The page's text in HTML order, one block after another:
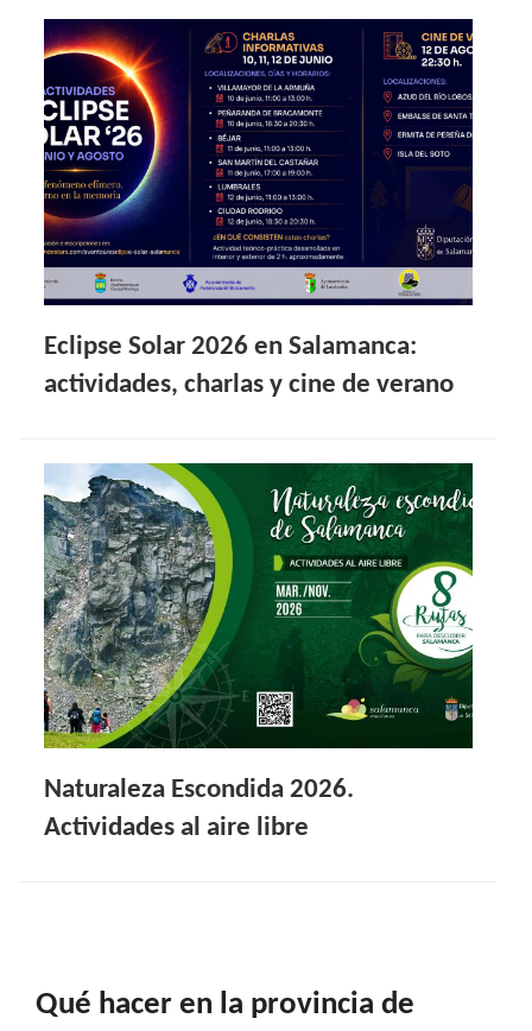
Eclipse Solar 2026 en Salamanca:
actividades, charlas y cine de verano
Naturaleza Escondida 2026.
Actividades al aire libre
Qué hacer en la provincia de